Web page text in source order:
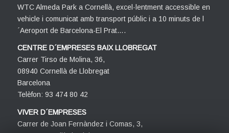
WTC Almeda Park a Cornellà, excel·lentment accessible en
vehicle i comunicat amb transport públic i a 10 minuts de l
´Aeroport de Barcelona-El Prat….
CENTRE D´EMPRESES BAIX LLOBREGAT
Carrer Tirso de Molina, 36,
08940 Cornellà de Llobregat
Barcelona
Telèfon: 93 474 80 42
VIVER D´EMPRESES
Carrer de Joan Fernàndez i Comas, 3,